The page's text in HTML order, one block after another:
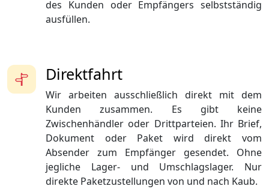
des Kunden oder Empfängers selbstständig
ausfüllen.
Direktfahrt
Wir arbeiten ausschließlich direkt mit dem
Kunden zusammen. Es gibt keine
Zwischenhändler oder Drittparteien. Ihr Brief,
Dokument oder Paket wird direkt vom
Absender zum Empfänger gesendet. Ohne
jegliche Lager- und Umschlagslager. Nur
direkte Paketzustellungen von und nach Kaub.